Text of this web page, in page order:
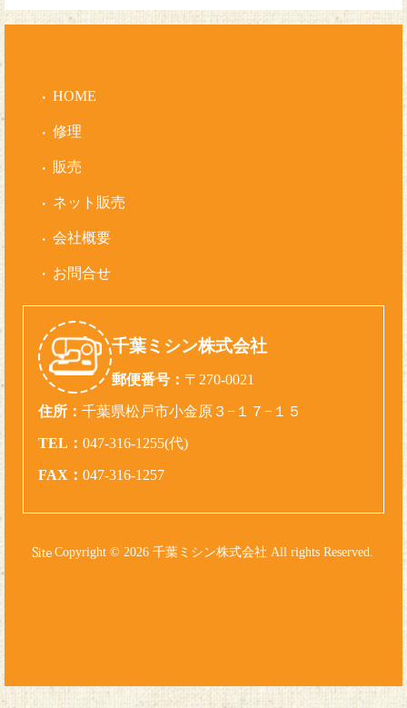
HOME
修理
販売
ネット販売
会社概要
お問合せ
千葉ミシン株式会社
郵便番号： 〒270-0021
住所： 千葉県松戸市小金原３−１７−１５
TEL： 047-316-1255(代)
FAX： 047-316-1257
Copyright © 2026 千葉ミシン株式会社 All rights Reserved.